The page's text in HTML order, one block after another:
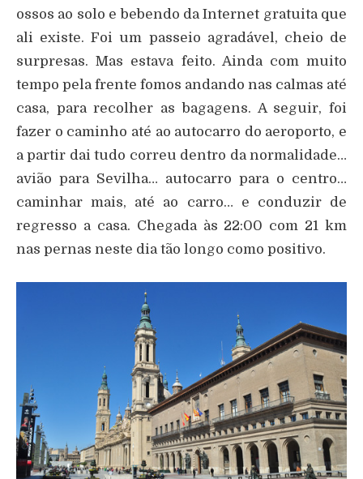
ossos ao solo e bebendo da Internet gratuita que
ali existe. Foi um passeio agradável, cheio de
surpresas. Mas estava feito. Ainda com muito
tempo pela frente fomos andando nas calmas até
casa, para recolher as bagagens. A seguir, foi
fazer o caminho até ao autocarro do aeroporto, e
a partir dai tudo correu dentro da normalidade…
avião para Sevilha… autocarro para o centro…
caminhar mais, até ao carro… e conduzir de
regresso a casa. Chegada às 22:00 com 21 km
nas pernas neste dia tão longo como positivo.